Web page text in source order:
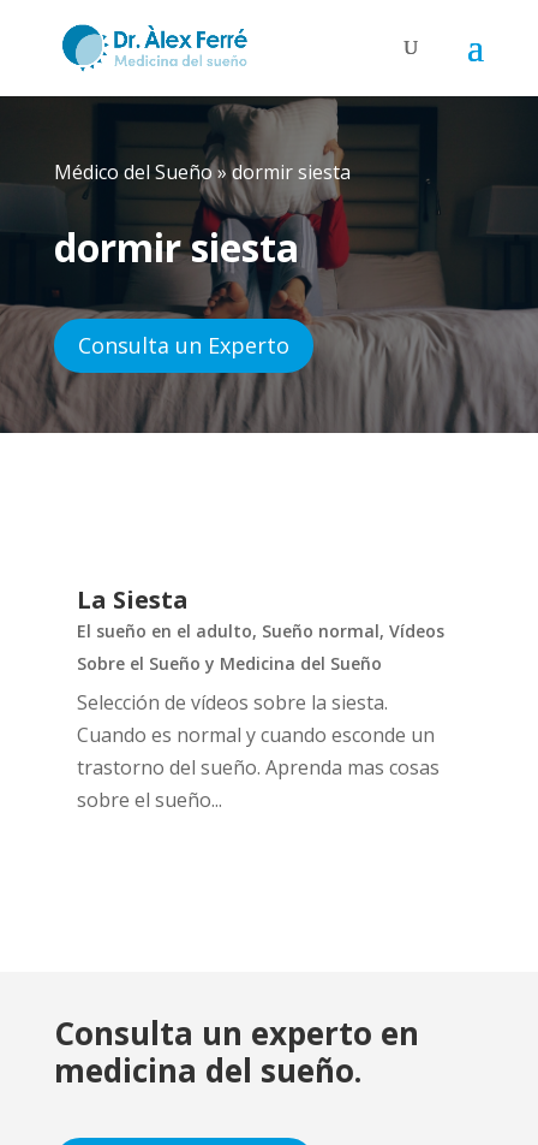
Médico del Sueño»dormir siesta
dormir siesta
Consulta un Experto
La Siesta
El sueño en el adulto, Sueño normal, Vídeos
Sobre el Sueño y Medicina del Sueño
Selección de vídeos sobre la siesta.
Cuando es normal y cuando esconde un
trastorno del sueño. Aprenda mas cosas
sobre el sueño...
Consulta un experto en
medicina del sueño.